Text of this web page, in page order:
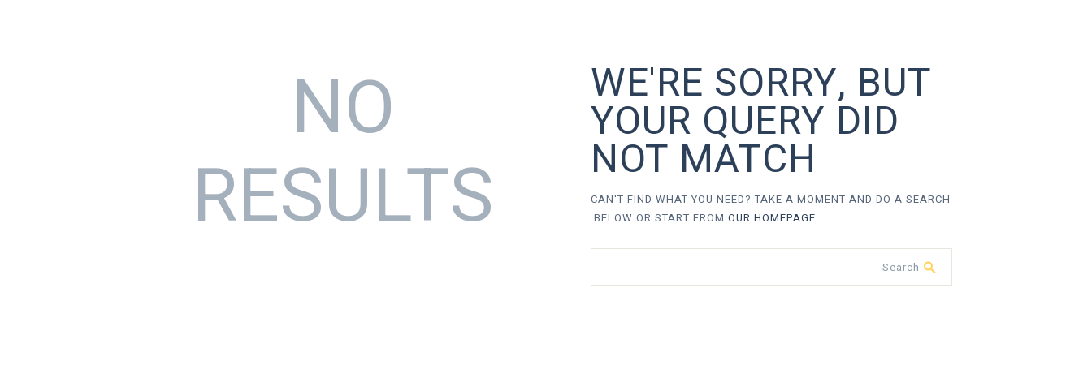
NO
RESULTS
WE'RE SORRY, BUT
YOUR QUERY DID
NOT MATCH
CAN'T FIND WHAT YOU NEED? TAKE A MOMENT AND DO A SEARCH
BELOW OR START FROM OUR HOMEPAGE
.